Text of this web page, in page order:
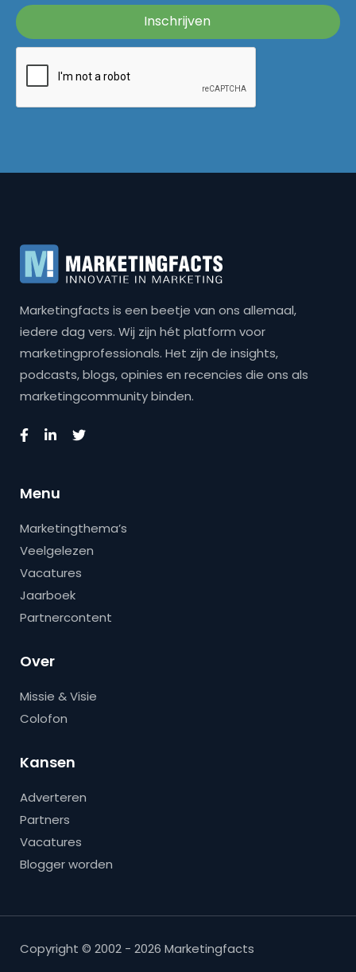
Marketingfacts is een beetje van ons allemaal,
iedere dag vers. Wij zijn hét platform voor
marketingprofessionals. Het zijn de insights,
podcasts, blogs, opinies en recencies die ons als
marketingcommunity binden.
Menu
Marketingthema’s
Veelgelezen
Vacatures
Jaarboek
Partnercontent
Over
Missie & Visie
Colofon
Kansen
Adverteren
Partners
Vacatures
Blogger worden
Copyright © 2002 - 2026 Marketingfacts